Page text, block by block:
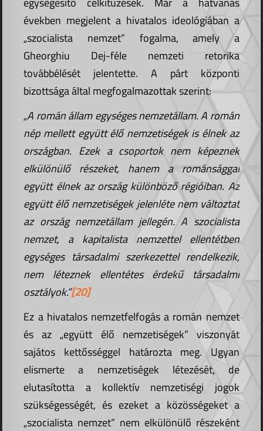
években megjelent a hivatalos ideológiában a
„szocialista nemzet” fogalma, amely a
Gheorghiu Dej-féle nemzeti retorika
továbbélését jelentette. A párt központi
bizottsága által megfogalmazottak szerint:
„A román állam egységes nemzetállam. A román
nép mellett együtt élő nemzetiségek is élnek az
országban. Ezek a csoportok nem képeznek
elkülönülő részeket, hanem a románsággal
együtt élnek az ország különböző régióiban. Az
együtt élő nemzetiségek jelenléte nem változtat
az ország nemzetállam jellegén. A szocialista
nemzet, a kapitalista nemzettel ellentétben
egységes társadalmi szerkezettel rendelkezik,
nem léteznek ellentétes érdekű társadalmi
osztályok.”[20]
Ez a hivatalos nemzetfelfogás a román nemzet
és az „együtt élő nemzetiségek” viszonyát
sajátos kettősséggel határozta meg. Ugyan
elismerte a nemzetiségek létezését, de
elutasította a kollektív nemzetiségi jogok
szükségességét, és ezeket a közösségeket a
„szocialista nemzet” nem elkülönülő részeként